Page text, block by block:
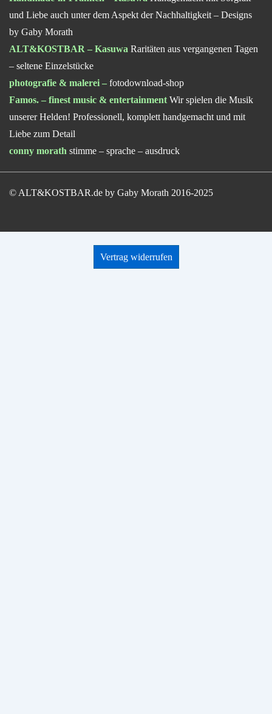
und Liebe auch unter dem Aspekt der Nachhaltigkeit – Designs
by Gaby Morath
ALT&KOSTBAR – Kasuwa Raritäten aus vergangenen Tagen
– seltene Einzelstücke
photografie & malerei – fotodownload-shop
Famos. – finest music & entertainment Wir spielen die Musik
unserer Helden! Professionell, komplett handgemacht und mit
Liebe zum Detail
conny morath stimme – sprache – ausdruck
© ALT&KOSTBAR.de by Gaby Morath 2016-2025
Vertrag widerrufen